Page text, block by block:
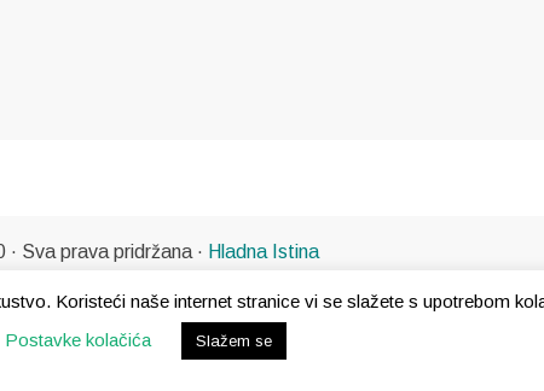
Koristeći naše internet stranice vi se slažete s upotrebom
Postavke kolačića Slažem se
Sva prava pridržana · Hladna Istina